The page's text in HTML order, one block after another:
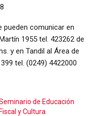
comunicar en
1955 tel. 423262 de
y en Tandil al Área de
tel. (0249) 4422000
de Educación
Fiscal y Cultura